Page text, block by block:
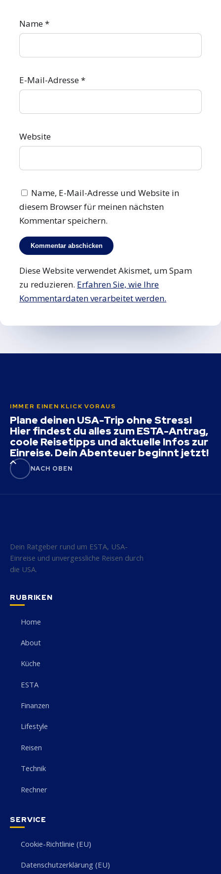
Name*
E-Mail-Adresse*
Website
Name, E-Mail-Adresse und Website in
diesem Browser für meinen nächsten
Kommentar speichern.
Diese Website verwendet Akismet, um Spam
zu reduzieren. Erfahren Sie, wie Ihre
Kommentardaten verarbeitet werden.
IMMER EINEN KLICK VORAUS
Plane deinen USA-Trip ohne Stress!
Hier findest du alles zum ESTA-Antrag,
coole Reisetipps und aktuelle Infos zur
Einreise. Dein Abenteuer beginnt jetzt!
NACH OBEN
Dein Ratgeber rund um ESTA, USA-
Einreise und unvergessliche Reisen durch
die USA.
RUBRIKEN
Home
About
Küche
ESTA
Finanzen
Lifestyle
Reisen
Technik
Rechner
SERVICE
Cookie-Richtlinie (EU)
Datenschutzerklärung (EU)